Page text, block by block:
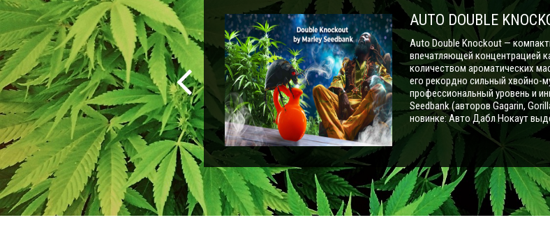
AUTO DOUBLE
Auto Double Knockout —
впечатляющей концентрацией
количеством ароматических
его рекордно сильный хвойно-
профессиональный уровень и
Seedbank (авторов Gagarin,
новинке: Авто Дабл Нокаут